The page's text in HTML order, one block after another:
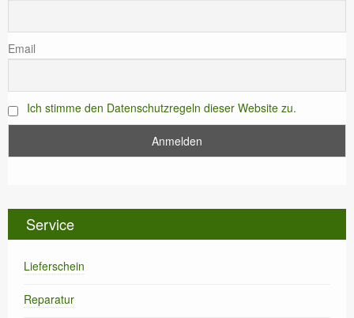
Email
Ich stimme den Datenschutzregeln dieser Website zu.
Service
Lieferschein
Reparatur